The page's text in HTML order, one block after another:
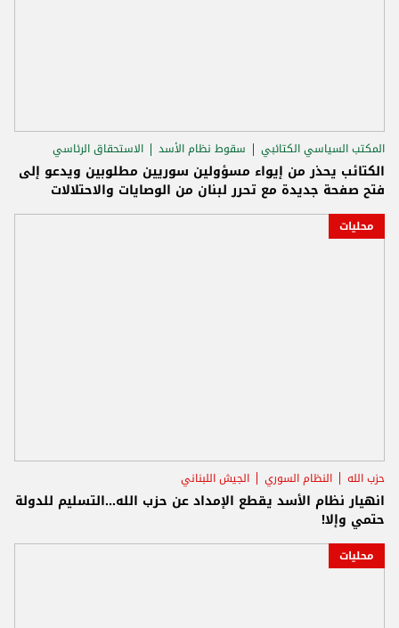
المكتب السياسي الكتائبي سقوط نظام الأسد الاستحقاق الرئاسي
الكتائب يحذر من إيواء مسؤولين سوريين مطلوبين ويدعو إلى
فتح صفحة جديدة مع تحرر لبنان من الوصايات والاحتلالات
محليات
حزب الله النظام السوري الجيش اللبناني
انهيار نظام الأسد يقطع الإمداد عن حزب الله...التسليم للدولة
حتمي وإلا!
محليات